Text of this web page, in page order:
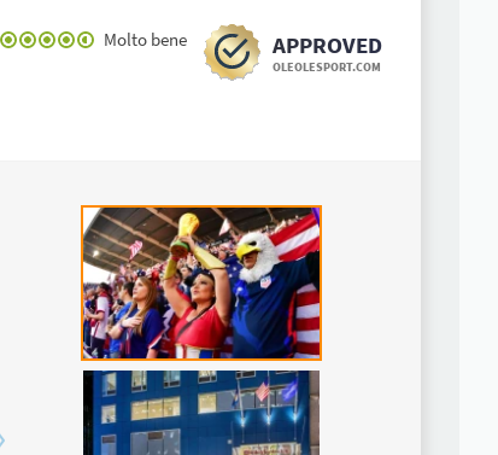
Molto bene APPROVED
OLEOLESPORT.COM